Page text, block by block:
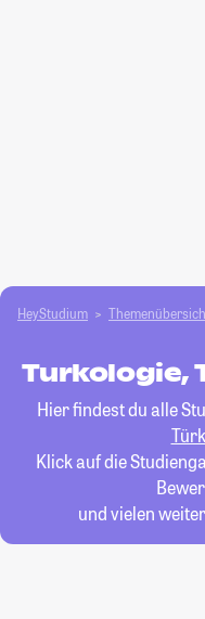
HeyStudium
Turkologie,
Hier findest du alle
Klick auf die
und vielen